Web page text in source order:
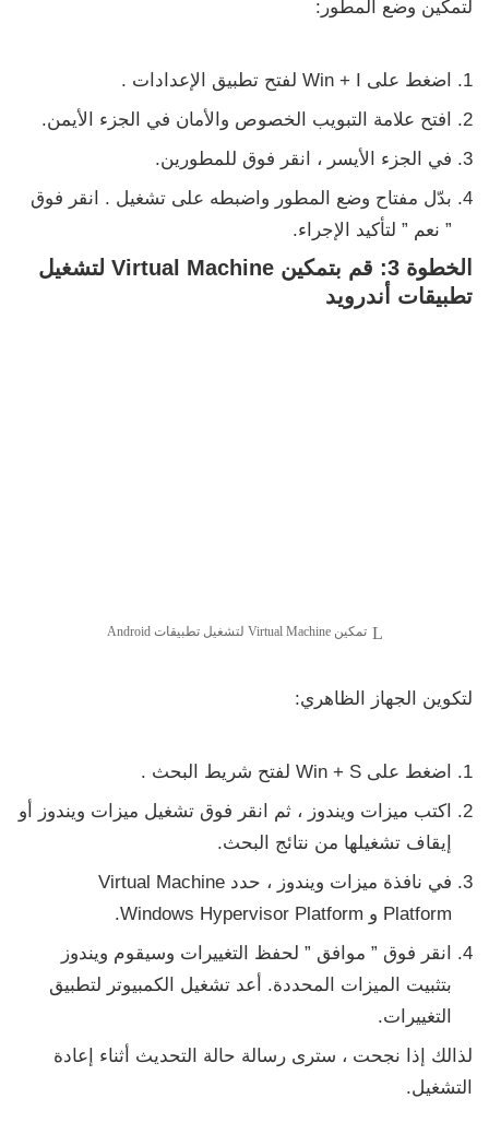
لتمكين وضع المطور:
اضغط على Win + I لفتح تطبيق الإعدادات .
افتح علامة التبويب
الخصوص والأمان في الجزء الأيمن.
في الجزء الأيسر ، انقر فوق للمطورين.
بدّل مفتاح وضع المطور واضبطه على تشغيل . انقر فوق
” نعم ” لتأكيد الإجراء.
الخطوة 3: قم بتمكين Virtual Machine لتشغيل
تطبيقات أندرويد
تمكين Virtual Machine لتشغيل تطبيقات Android
لتكوين الجهاز الظاهري:
اضغط على Win + S لفتح شريط البحث .
اكتب ميزات ويندوز ، ثم انقر فوق تشغيل ميزات ويندوز أو
إيقاف تشغيلها من نتائج البحث.
في نافذة ميزات ويندوز ، حدد Virtual Machine
Platform و Windows Hypervisor Platform.
انقر فوق ” موافق ” لحفظ التغييرات وسيقوم ويندوز
بتثبيت الميزات المحددة. أعد تشغيل الكمبيوتر لتطبيق
التغييرات.
لذالك إذا نجحت ، سترى رسالة حالة التحديث أثناء إعادة
التشغيل.